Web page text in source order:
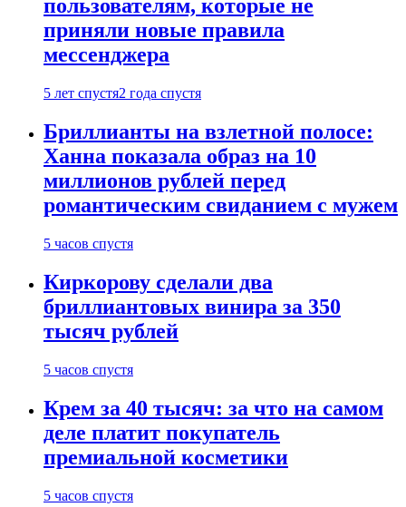
пользователям, которые не
приняли новые правила
мессенджера
5 лет спустя2 года спустя
Бриллианты на взлетной полосе:
Ханна показала образ на 10
миллионов рублей перед
романтическим свиданием с мужем
5 часов спустя
Киркорову сделали два
бриллиантовых винира за 350
тысяч рублей
5 часов спустя
Крем за 40 тысяч: за что на самом
деле платит покупатель
премиальной косметики
5 часов спустя